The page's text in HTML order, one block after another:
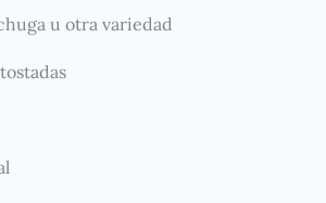
u otra variedad